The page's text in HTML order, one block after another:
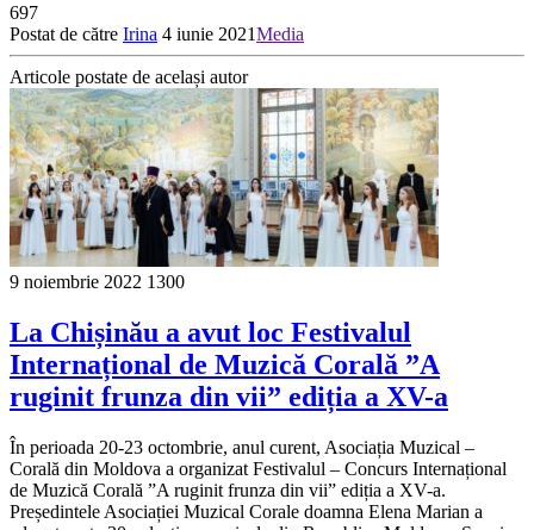
697
Postat de către Irina 4 iunie 2021Media
Articole postate de același autor
9 noiembrie 2022 1300
La Chișinău a avut loc Festivalul
Internațional de Muzică Corală ”A
ruginit frunza din vii” ediția a XV-a
În perioada 20-23 octombrie, anul curent, Asociația Muzical –
Corală din Moldova a organizat Festivalul – Concurs Internațional
de Muzică Corală ”A ruginit frunza din vii” ediția a XV-a.
Președintele Asociației Muzical Corale doamna Elena Marian a